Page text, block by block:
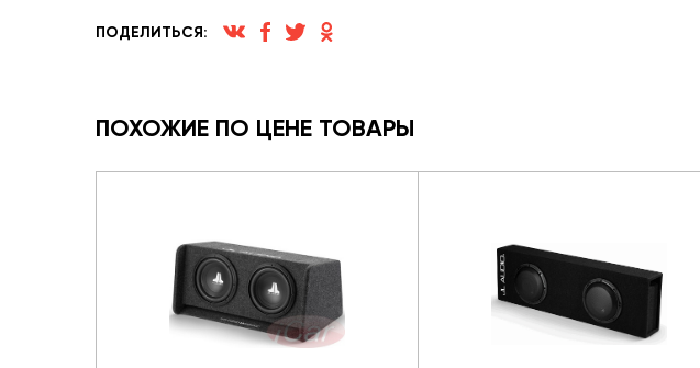
ПОДЕЛИТЬСЯ:
ПОХОЖИЕ ПО ЦЕНЕ ТОВАРЫ